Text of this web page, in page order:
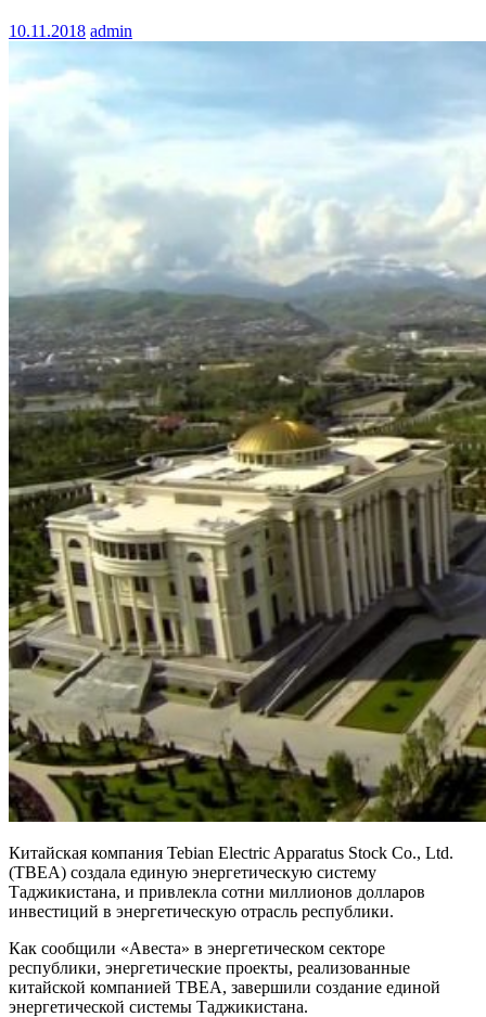
10.11.2018 admin
Китайская компания Tebian Electric Apparatus Stock Co., Ltd.
(TBEA) создала единую энергетическую систему
Таджикистана, и привлекла сотни миллионов долларов
инвестиций в энергетическую отрасль республики.
Как сообщили «Авеста» в энергетическом секторе
республики, энергетические проекты, реализованные
китайской компанией TBEA, завершили создание единой
энергетической системы Таджикистана.